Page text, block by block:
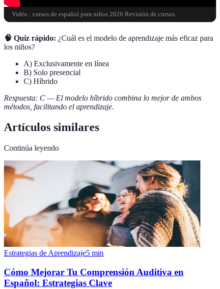
Vidéo : cursos de español para niños 2026 Revisión de cursos
🧠 Quiz rápido: ¿Cuál es el modelo de aprendizaje más eficaz para
los niños?
A) Exclusivamente en línea
B) Solo presencial
C) Híbrido
Respuesta: C — El modelo híbrido combina lo mejor de ambos
métodos, facilitando el aprendizaje.
Artículos similares
Continúa leyendo
Estrategias de Aprendizaje5 min
Cómo Mejorar Tu Comprensión Auditiva en
Español: Estrategias Clave